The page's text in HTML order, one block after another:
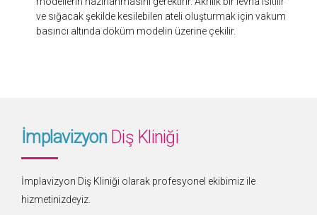
ve sığacak şekilde kesilebilen ateli oluşturmak için vakum
basıncı altında döküm modelin üzerine çekilir.
İmplavizyon Diş Kliniği
İmplavizyon Diş Kliniği olarak profesyonel ekibimiz ile
hizmetinizdeyiz.